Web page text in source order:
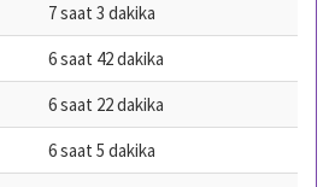
7 saat 3 dakika
6 saat 42 dakika
6 saat 22 dakika
6 saat 5 dakika